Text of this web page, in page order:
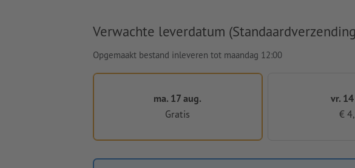
Verwachte leverdatum
Opgemaakt bestand inleveren tot maandag 12:00
ma. 17 aug.
Gratis
vr.
€